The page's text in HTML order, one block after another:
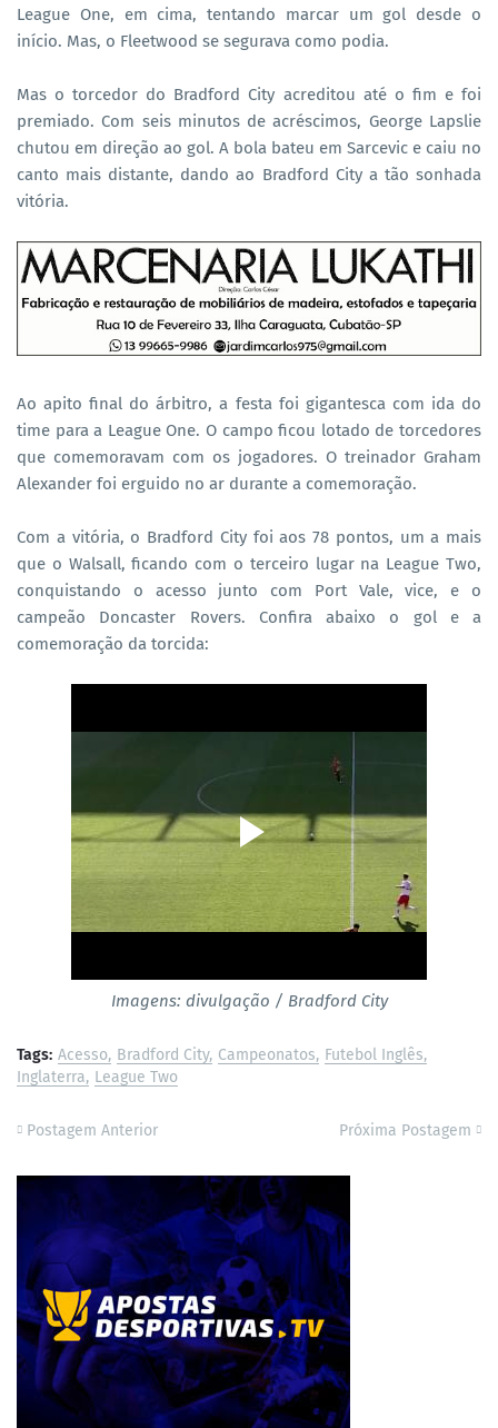
League One, em cima, tentando marcar um gol desde o
início. Mas, o Fleetwood se segurava como podia.
Mas o torcedor do Bradford City acreditou até o fim e foi
premiado. Com seis minutos de acréscimos, George Lapslie
chutou em direção ao gol. A bola bateu em Sarcevic e caiu no
canto mais distante, dando ao Bradford City a tão sonhada
vitória.
Ao apito final do árbitro, a festa foi gigantesca com ida do
time para a League One. O campo ficou lotado de torcedores
que comemoravam com os jogadores. O treinador Graham
Alexander foi erguido no ar durante a comemoração.
Com a vitória, o Bradford City foi aos 78 pontos, um a mais
que o Walsall, ficando com o terceiro lugar na League Two,
conquistando o acesso junto com Port Vale, vice, e o
campeão Doncaster Rovers. Confira abaixo o gol e a
comemoração da torcida:
Imagens: divulgação / Bradford City
Tags: Acesso Bradford City Campeonatos Futebol Inglês
Inglaterra League Two
Postagem Anterior Próxima Postagem